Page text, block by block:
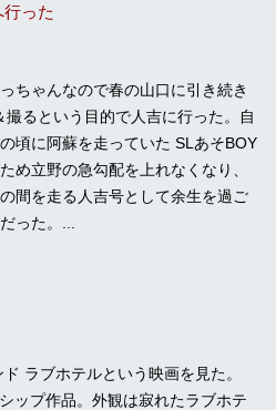
った
ちゃんなので春の山口に引き続き
撮るという目的で人吉に行った。自
頃に阿蘇を走っていた SLあそBOY
め立野の急勾配を上れなくなり、
間を走る人吉号として余生を過ご
った。...
ラブホテルという映画を見た。
ップ作品。外観は寂れたラブホテ